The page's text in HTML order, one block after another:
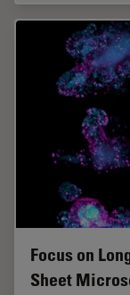
Focus on
Sheet